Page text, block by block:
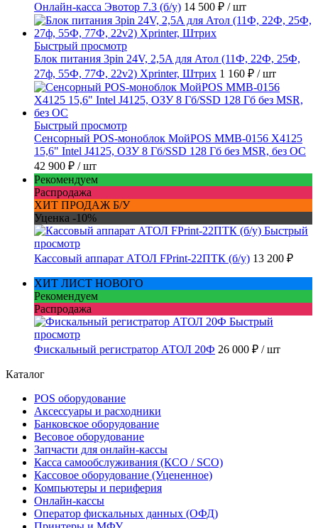
Онлайн-касса Эвотор 7.3 (б/у) 14 500 ₽ / шт
Быстрый просмотр
Блок питания 3pin 24V, 2,5A для Атол (11Ф, 22Ф, 25Ф,
27ф, 55Ф, 77Ф, 22v2) Xprinter, Штрих 1 160 ₽ / шт
Быстрый просмотр
Сенсорный POS-моноблок МойPOS MMB-0156 X4125
15,6" Intel J4125, ОЗУ 8 Гб/SSD 128 Гб без MSR, без ОС
42 900 ₽ / шт
Рекомендуем
Распродажа
ХИТ ПРОДАЖ Б/У
Уценка -10%
Быстрый
просмотр
Кассовый аппарат АТОЛ FPrint-22ПТК (б/у) 13 200 ₽
ХИТ ЛИСТ НОВОГО
Рекомендуем
Распродажа
Быстрый
просмотр
Фискальный регистратор АТОЛ 20Ф 26 000 ₽ / шт
Каталог
POS оборудование
Аксессуары и расходники
Банковское оборудование
Весовое оборудование
Запчасти для онлайн-кассы
Касса самообслуживания (КСО / SCO)
Кассовое оборудование (Уцененное)
Компьютеры и периферия
Онлайн-кассы
Оператор фискальных данных (ОФД)